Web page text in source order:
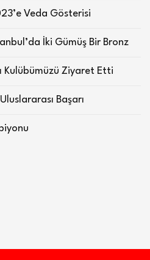
Veda Gösterisi
İki Gümüş Bir Bronz
Kulübümüzü Ziyaret Etti
Başarı